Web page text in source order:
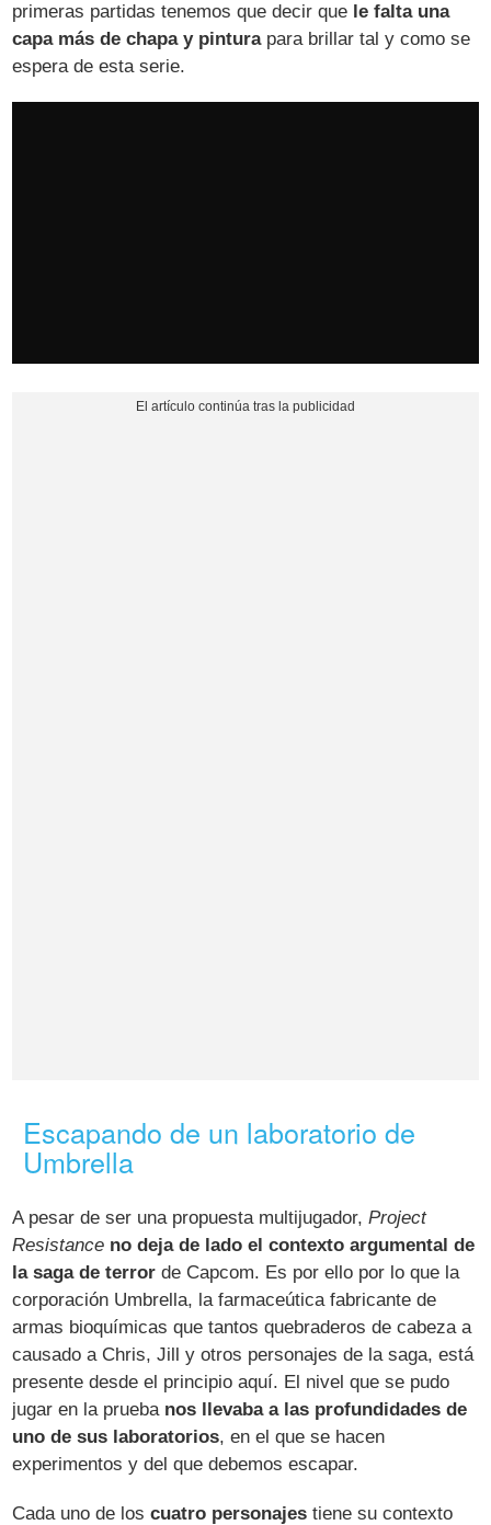
primeras partidas tenemos que decir que le falta una
capa más de chapa y pinturapara brillar tal y como se
espera de esta serie.
Escapando de un laboratorio de
Umbrella
A pesar de ser una propuesta multijugador,Project
Resistance no deja de lado el contexto argumental de
la saga de terror de Capcom. Es por ello por lo que la
corporación Umbrella, la farmaceútica fabricante de
armas bioquímicas que tantos quebraderos de cabeza a
causado a Chris, Jill y otros personajes de la saga, está
presente desde el principio aquí. El nivel que se pudo
jugar en la prueba nos llevaba a las profundidades de
uno de sus laboratorios, en el que se hacen
experimentos y del que debemos escapar.
Cada uno de loscuatro personajes tiene su contexto